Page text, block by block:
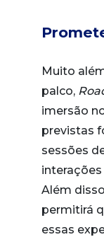
Muito
palco,
imersão
previstas
sessões
Além
permitirá
essas